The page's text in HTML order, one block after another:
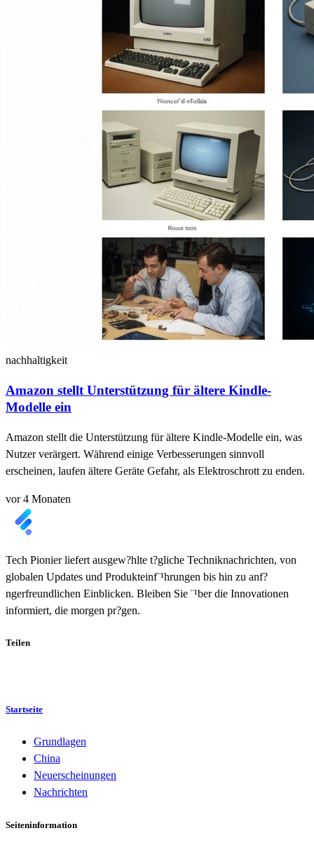
nachhaltigkeit
Amazon stellt Unterstützung für ältere Kindle-
Modelle ein
Amazon stellt die Unterstützung für ältere Kindle-Modelle ein, was
Nutzer verärgert. Während einige Verbesserungen sinnvoll
erscheinen, laufen ältere Geräte Gefahr, als Elektroschrott zu enden.
vor 4 Monaten
Tech Pionier liefert ausgew?hlte t?gliche Techniknachrichten, von
globalen Updates und Produkteinf¨¹hrungen bis hin zu anf?
ngerfreundlichen Einblicken. Bleiben Sie ¨¹ber die Innovationen
informiert, die morgen pr?gen.
Teilen
Startseite
Grundlagen
China
Neuerscheinungen
Nachrichten
Seiteninformation